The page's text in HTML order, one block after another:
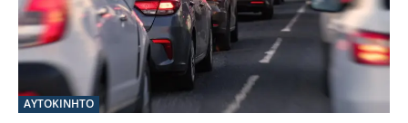
ΑΥΤΟΚΙΝΗΤΟ